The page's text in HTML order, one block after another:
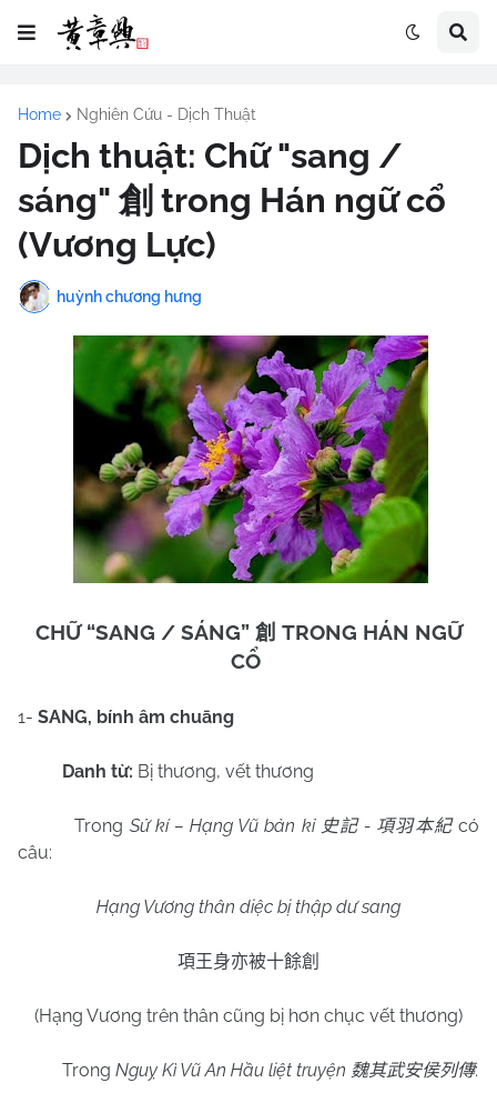
Home Nghiên Cứu - Dịch Thuật
Dịch thuật: Chữ "sang /
sáng" 創 trong Hán ngữ cổ
(Vương Lực)
huỳnh chương hưng
CHỮ “SANG / SÁNG” 創 TRONG HÁN NGỮ
CỔ
1- SANG, bính âm chuāng
Danh từ: Bị thương, vết thương
Trong Sử kí – Hạng Vũ bản kỉ 史記- 項羽本紀 có
câu:
Hạng Vương thân diệc bị thập dư sang
項王身亦被十餘創
(Hạng Vương trên thân cũng bị hơn chục vết thương)
Trong Nguỵ Kì Vũ An Hầu liệt truyện 魏其武安侯列傳: